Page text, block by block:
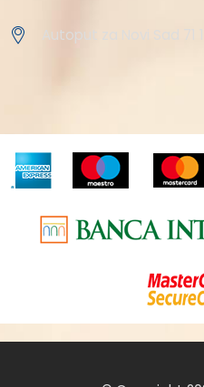
Autoput za Novi Sad 71